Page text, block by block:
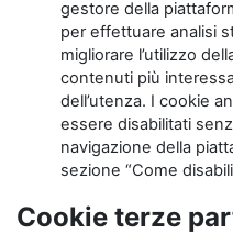
gestore della
per effettuare analisi
migliorare l’utilizzo
contenuti più
dell’utenza. I cookie
essere disabilitati
navigazione della
sezione “Come
Cookie terze